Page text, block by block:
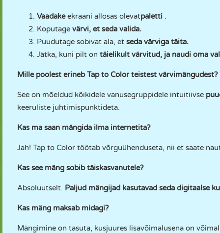
Vaadakeekraani allosas olevatpaletti .
Koputage värvi, et seda valida.
Puudutage sobivat ala, et seda värviga täita.
Jätka, kuni pilt on täielikult värvitud, ja naudi oma
Mille poolest erineb Tap to Color teistest värvimängudest?
See on mõeldud kõikidele vanusegruppidele intuitiivse
keeruliste juhtimispunktideta.
Kas ma saan mängida ilma internetita?
Jah! Tap to Color töötab võrguühenduseta, nii et saate
Kas see mäng sobib täiskasvanutele?
Absoluutselt. Paljud mängijad kasutavad seda digitaalse
Kas mäng maksab midagi?
Mängimine on tasuta, kusjuures lisavõimalusena on